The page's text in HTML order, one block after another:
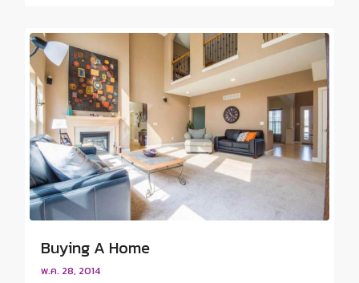
Buying A Home
พ.ค. 28, 2014